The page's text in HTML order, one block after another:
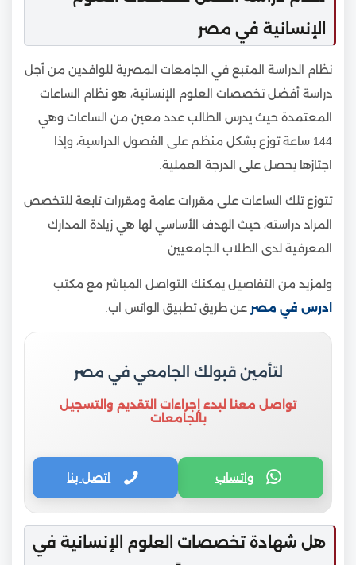
الإنسانية في مصر
نظام الدراسة المتبع في الجامعات المصرية للوافدين من أجل
دراسة أفضل تخصصات العلوم الإنسانية، هو نظام الساعات
المعتمدة حيث يدرس الطالب عدد معين من الساعات وهي
144 ساعة توزع بشكل منظم على الفصول الدراسية، وإذا
اجتازها يحصل على الدرجة العملية.
تتوزع تلك الساعات على مقررات عامة ومقررات تابعة للتخصص
المراد دراسته، حيث الهدف الأساسي لها هي زيادة المدارك
المعرفية لدى الطلاب الجامعيين.
ولمزيد من التفاصيل يمكنك التواصل المباشر مع مكتب
ادرس في مصر عن طريق تطبيق الواتس اب.
لتأمين قبولك الجامعي في مصر
تواصل معنا لبدء إجراءات التقديم والتسجيل
بالجامعات
واتساب اتصل بنا
هل شهادة تخصصات العلوم الإنسانية في